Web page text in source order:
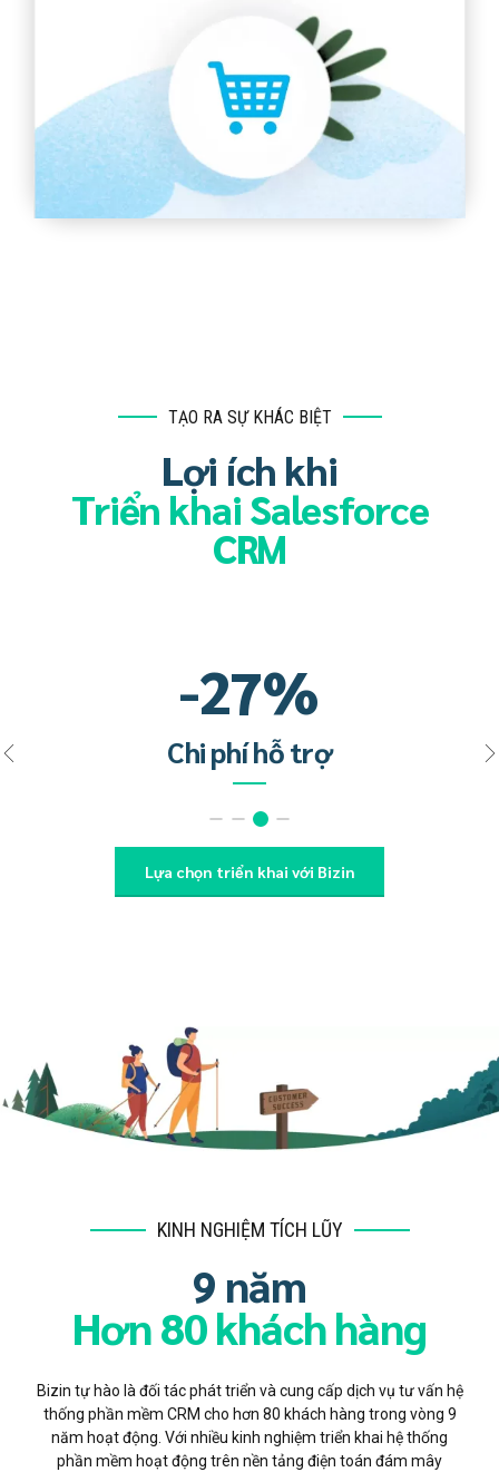
Thiết lập các trang web thương mại điện tử, thúc đẩy
tự động hóa nhiều hơn và cung cấp cho khách hàng
trải nghiệm mua sắm liền mạch
Tìm hiểu thêm
TẠO RA SỰ KHÁC BIỆT
Lợi ích khi
Triển khai Salesforce
CRM
-
0
2
3
4
5
8
9
0
2
3
4
5
7
8
9
0
%
Chi phí tiếp cận khách hàng
Lựa chọn triển khai với Bizin
KINH NGHIỆM TÍCH LŨY
9 năm
Hơn 80 khách hàng
Bizin tự hào là đối tác phát triển và cung cấp dịch vụ tư vấn hệ
thống phần mềm CRM cho hơn 80 khách hàng trong vòng 9
năm hoạt động. Với nhiều kinh nghiệm triển khai hệ thống
phần mềm hoạt động trên nền tảng điện toán đám mây